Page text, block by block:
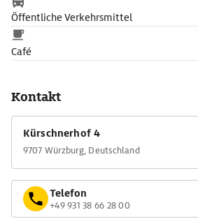
Öffentliche Verkehrsmittel
Café
Kontakt
Kürschnerhof 4
9707 Würzburg, Deutschland
Telefon
+49 931 38 66 28 00